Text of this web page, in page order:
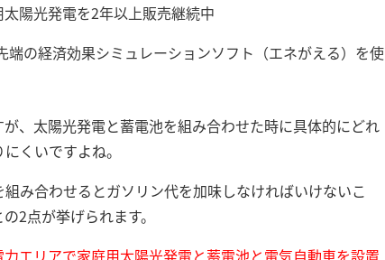
陽光発電を2年以上販売継続中
端の経済効果シミュレーションソフト（エネがえる）を使
、太陽光発電と蓄電池を組み合わせた時に具体的にどれ
くいですよね。
み合わせるとガソリン代を加味しなければいけないこ
2点が挙げられます。
エリアで家庭用太陽光発電と蓄電池と電気自動車を設置